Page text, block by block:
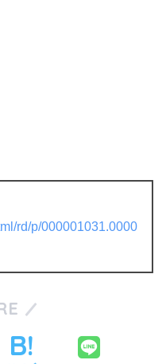
rd/p/000001031.0000